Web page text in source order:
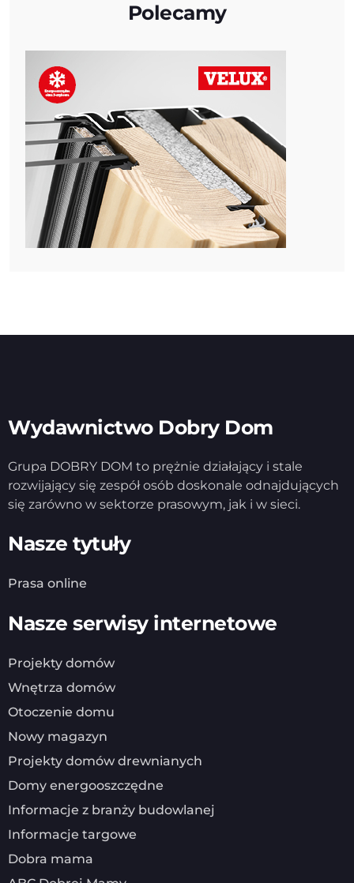
Polecamy
Wydawnictwo Dobry Dom
Grupa DOBRY DOM to prężnie działający i stale
rozwijający się zespół osób doskonale odnajdujących
się zarówno w sektorze prasowym, jak i w sieci.
Nasze tytuły
Prasa online
Nasze serwisy internetowe
Projekty domów
Wnętrza domów
Otoczenie domu
Nowy magazyn
Projekty domów drewnianych
Domy energooszczędne
Informacje z branży budowlanej
Informacje targowe
Dobra mama